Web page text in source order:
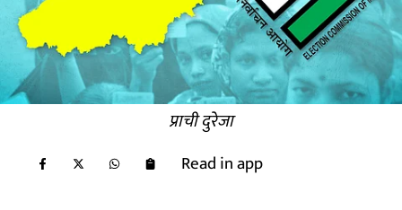
प्राची दुरेजा
Read in app